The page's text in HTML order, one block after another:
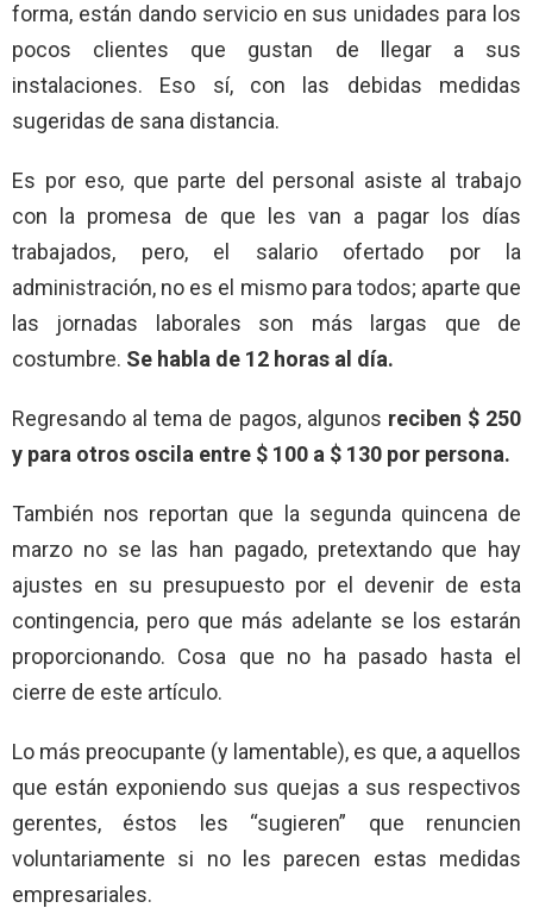
forma, están dando servicio en sus unidades para los
pocos clientes que gustan de llegar a sus
instalaciones. Eso sí, con las debidas medidas
sugeridas de sana distancia.
Es por eso, que parte del personal asiste al trabajo
con la promesa de que les van a pagar los días
trabajados, pero, el salario ofertado por la
administración, no es el mismo para todos; aparte que
las jornadas laborales son más largas que de
costumbre. Se habla de 12 horas al día.
Regresando al tema de pagos, algunos reciben $ 250
y para otros oscila entre $ 100 a $ 130 por persona.
También nos reportan que la segunda quincena de
marzo no se las han pagado, pretextando que hay
ajustes en su presupuesto por el devenir de esta
contingencia, pero que más adelante se los estarán
proporcionando. Cosa que no ha pasado hasta el
cierre de este artículo.
Lo más preocupante (y lamentable), es que, a aquellos
que están exponiendo sus quejas a sus respectivos
gerentes, éstos les “sugieren” que renuncien
voluntariamente si no les parecen estas medidas
empresariales.